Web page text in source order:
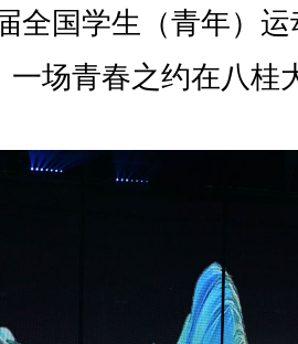
全国学生（青年）
一场青春之约在八桂